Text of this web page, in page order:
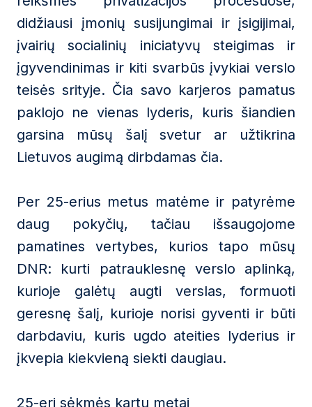
didžiausi įmonių susijungimai ir įsigijimai,
įvairių socialinių iniciatyvų steigimas ir
įgyvendinimas ir kiti svarbūs įvykiai verslo
teisės srityje. Čia savo karjeros pamatus
paklojo ne vienas lyderis, kuris šiandien
garsina mūsų šalį svetur ar užtikrina
Lietuvos augimą dirbdamas čia.
Per 25-erius metus matėme ir patyrėme
daug pokyčių, tačiau išsaugojome
pamatines vertybes, kurios tapo mūsų
DNR: kurti patrauklesnę verslo aplinką,
kurioje galėtų augti verslas, formuoti
geresnę šalį, kurioje norisi gyventi ir būti
darbdaviu, kuris ugdo ateities lyderius ir
įkvepia kiekvieną siekti daugiau.
25-eri sėkmės kartu metai